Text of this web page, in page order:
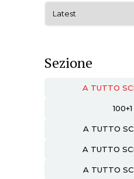
Sezione
A TUTTO
A TUTTO
A TUTTO
A TUTTO